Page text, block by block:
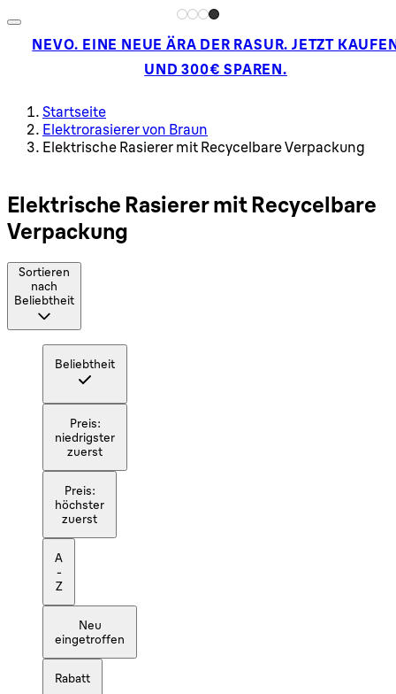
NEVO. EINE NEUE ÄRA DER RASUR. JETZT
UND 300€ SPAREN.
Startseite
Elektrorasierer von Braun
Elektrische Rasierer mit Recycelbare Verpackung
Elektrische Rasierer mit Recycelbare
Verpackung
Sortieren
nach
Beliebtheit
Beliebtheit
Preis:
niedrigster
zuerst
Preis:
höchster
zuerst
A
-
Z
Neu
eingetroffen
Rabatt